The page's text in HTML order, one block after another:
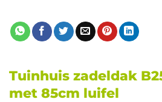
Tuinhuis zadeldak
met 85cm luifel